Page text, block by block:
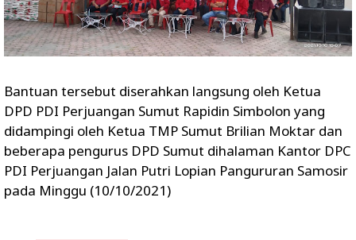
Bantuan tersebut diserahkan langsung oleh Ketua
DPD PDI Perjuangan Sumut Rapidin Simbolon yang
didampingi oleh Ketua TMP Sumut Brilian Moktar dan
beberapa pengurus DPD Sumut dihalaman Kantor DPC
PDI Perjuangan Jalan Putri Lopian Pangururan Samosir
pada Minggu (10/10/2021)